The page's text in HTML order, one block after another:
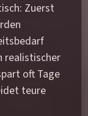
Zuerst
realistischer
oft Tage
teure